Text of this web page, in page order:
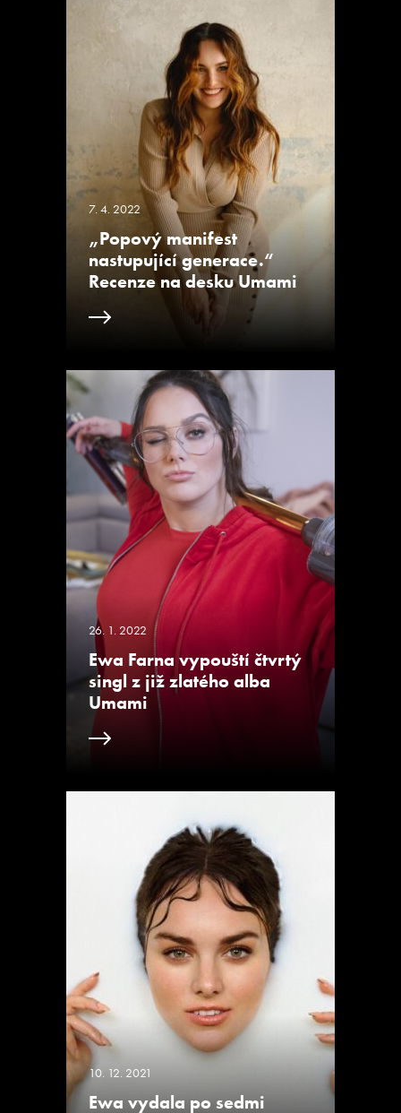
7. 4. 2022
„Popový manifest
nastupující generace.“
Recenze na desku Umami
26. 1. 2022
Ewa Farna vypouští čtvrtý
singl z již zlatého alba
Umami
10. 12. 2021
Ewa vydala po sedmi